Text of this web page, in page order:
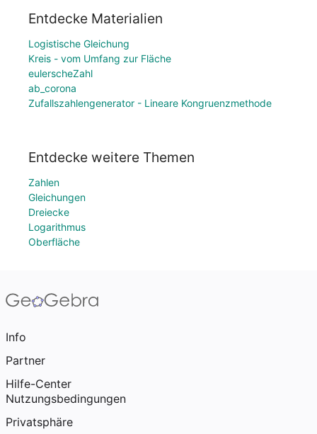
Entdecke Materialien
Logistische Gleichung
Kreis - vom Umfang zur Fläche
eulerscheZahl
ab_corona
Zufallszahlengenerator - Lineare Kongruenzmethode
Entdecke weitere Themen
Zahlen
Gleichungen
Dreiecke
Logarithmus
Oberfläche
Info
Partner
Hilfe-Center
Nutzungsbedingungen
Privatsphäre